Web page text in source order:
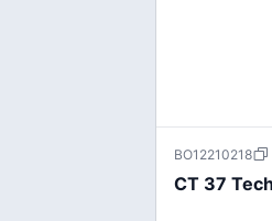
BO12210218
CT 37